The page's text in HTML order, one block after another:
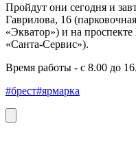
Пройдут они сегодня и
Гаврилова, 16
«Экватор») и на
«Санта-Сервис»).
Время работы - с 8.00 до
#брест#ярмарка